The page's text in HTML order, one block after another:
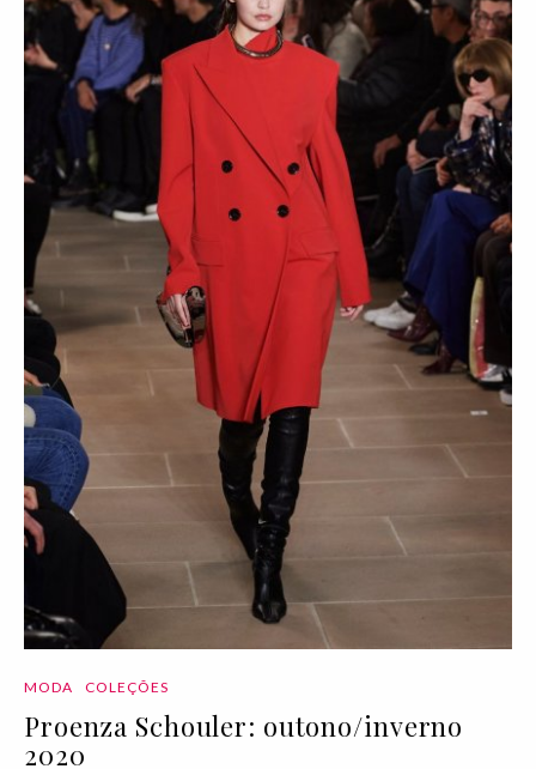
MODA COLEÇÕES
Proenza Schouler: outono/inverno
2020